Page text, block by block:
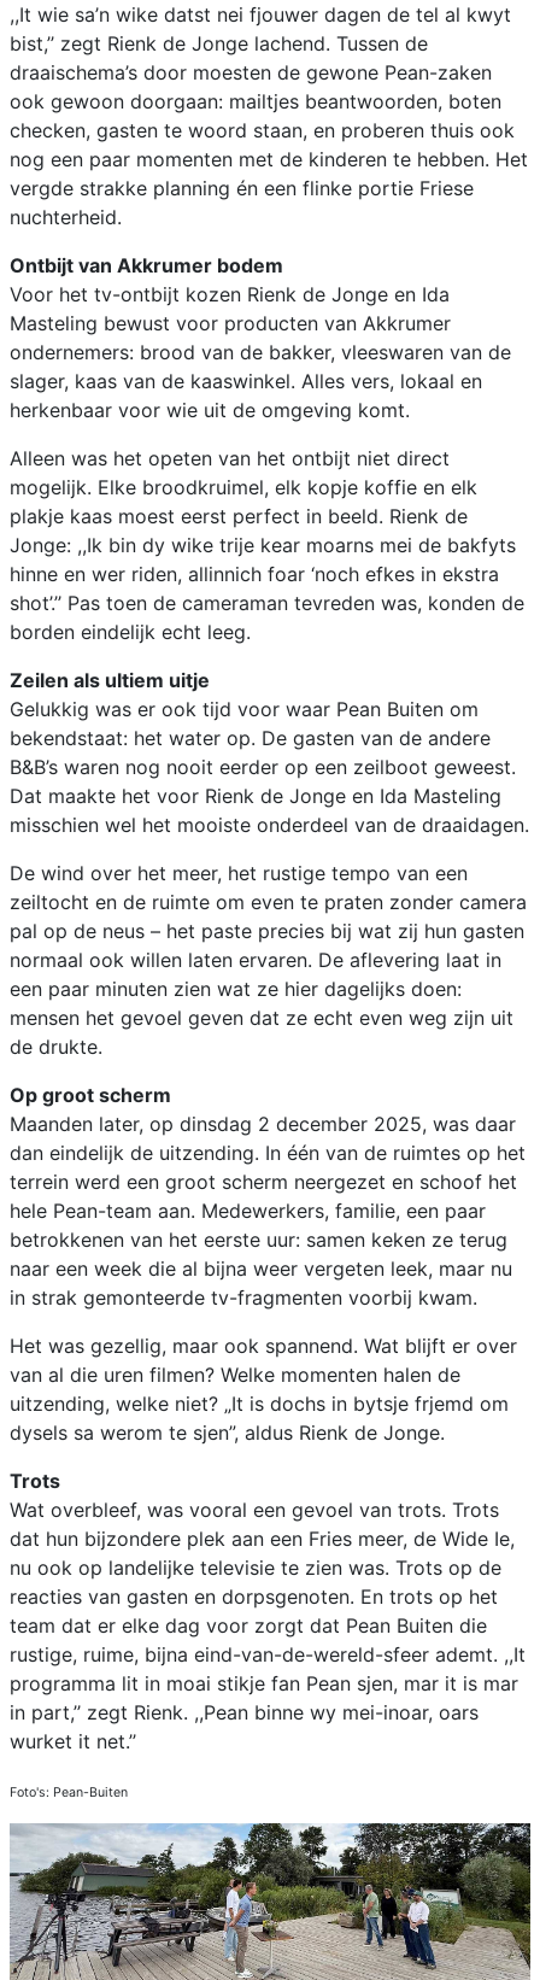
,,It wie sa’n wike datst nei fjouwer dagen de tel al kwyt
bist,’’ zegt Rienk de Jonge lachend. Tussen de
draaischema’s door moesten de gewone Pean-zaken
ook gewoon doorgaan: mailtjes beantwoorden, boten
checken, gasten te woord staan, en proberen thuis ook
nog een paar momenten met de kinderen te hebben. Het
vergde strakke planning én een flinke portie Friese
nuchterheid.
Ontbijt van Akkrumer bodem
Voor het tv-ontbijt kozen Rienk de Jonge en Ida
Masteling bewust voor producten van Akkrumer
ondernemers: brood van de bakker, vleeswaren van de
slager, kaas van de kaaswinkel. Alles vers, lokaal en
herkenbaar voor wie uit de omgeving komt.
Alleen was het opeten van het ontbijt niet direct
mogelijk. Elke broodkruimel, elk kopje koffie en elk
plakje kaas moest eerst perfect in beeld. Rienk de
Jonge: ,,Ik bin dy wike trije kear moarns mei de bakfyts
hinne en wer riden, allinnich foar ‘noch efkes in ekstra
shot’.’’ Pas toen de cameraman tevreden was, konden de
borden eindelijk echt leeg.
Zeilen als ultiem uitje
Gelukkig was er ook tijd voor waar Pean Buiten om
bekendstaat: het water op. De gasten van de andere
B&B’s waren nog nooit eerder op een zeilboot geweest.
Dat maakte het voor Rienk de Jonge en Ida Masteling
misschien wel het mooiste onderdeel van de draaidagen.
De wind over het meer, het rustige tempo van een
zeiltocht en de ruimte om even te praten zonder camera
pal op de neus – het paste precies bij wat zij hun gasten
normaal ook willen laten ervaren. De aflevering laat in
een paar minuten zien wat ze hier dagelijks doen:
mensen het gevoel geven dat ze echt even weg zijn uit
de drukte.
Op groot scherm
Maanden later, op dinsdag 2 december 2025, was daar
dan eindelijk de uitzending. In één van de ruimtes op het
terrein werd een groot scherm neergezet en schoof het
hele Pean-team aan. Medewerkers, familie, een paar
betrokkenen van het eerste uur: samen keken ze terug
naar een week die al bijna weer vergeten leek, maar nu
in strak gemonteerde tv-fragmenten voorbij kwam.
Het was gezellig, maar ook spannend. Wat blijft er over
van al die uren filmen? Welke momenten halen de
uitzending, welke niet? „It is dochs in bytsje frjemd om
dysels sa werom te sjen”, aldus Rienk de Jonge.
Trots
Wat overbleef, was vooral een gevoel van trots. Trots
dat hun bijzondere plek aan een Fries meer, de Wide Ie,
nu ook op landelijke televisie te zien was. Trots op de
reacties van gasten en dorpsgenoten. En trots op het
team dat er elke dag voor zorgt dat Pean Buiten die
rustige, ruime, bijna eind-van-de-wereld-sfeer ademt. ,,It
programma lit in moai stikje fan Pean sjen, mar it is mar
in part,’’ zegt Rienk. ,,Pean binne wy mei-inoar, oars
wurket it net.’’
Foto's: Pean-Buiten